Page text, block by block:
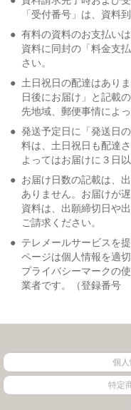
「受付番号」は、資料
● 有料の資料のお支払い
資料に同封の「料金支
さい。
● 土日祝日の配達はあり
日後にお届け」と記載
先地域、郵便事情によ
● 発送予定日に「発送日
料は、土日祝日も配達
よってはお届けに３日
● お届け日数の記載は、
ありません。お届けが
資料は、出願締切日や
ご請求ください。
● テレメールサービスを
ページは個人情報を適
プライバシーマークの
業者です。（登録番号
個
特定